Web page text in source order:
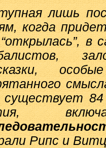
лишь
когда
в
84
Рипс и